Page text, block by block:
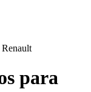
Renault
para